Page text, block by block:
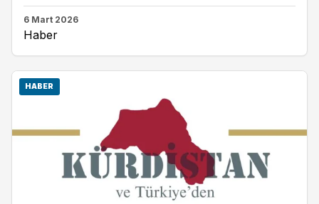
6 Mart 2026
Haber
HABER